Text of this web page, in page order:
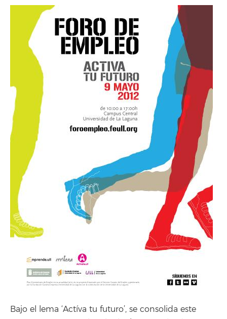
Bajo el lema ‘Actíva tu futuro’, se consolida este